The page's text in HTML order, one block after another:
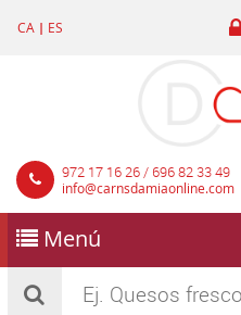
CA | ES
972 17 16 26 / 696 82 33 49
info@carnsdamiaonline.com
Menú